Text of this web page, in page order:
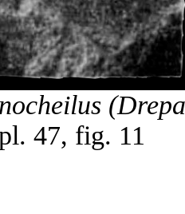
47, fig. 11